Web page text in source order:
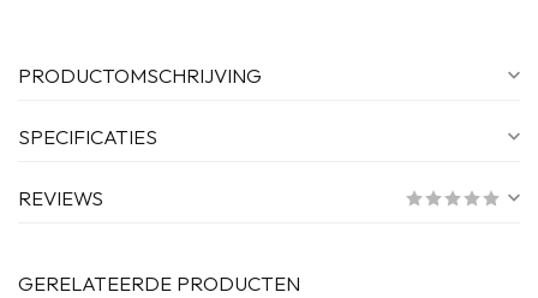
PRODUCTOMSCHRIJVING
SPECIFICATIES
REVIEWS
GERELATEERDE PRODUCTEN